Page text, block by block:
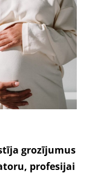
grozījumus
profesijai